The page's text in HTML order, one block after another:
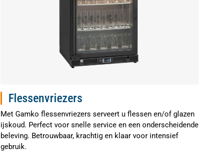
Flessenvriezers
Met Gamko flessenvriezers serveert u flessen en/of glazen
ijskoud. Perfect voor snelle service en een onderscheidende
beleving. Betrouwbaar, krachtig en klaar voor intensief
gebruik.